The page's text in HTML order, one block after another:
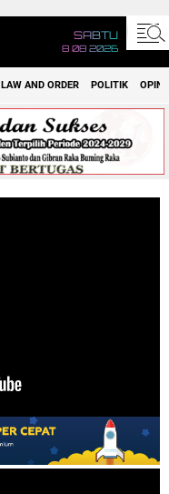
SABTU
8 08 2026
LAW AND ORDER POLITIK OPINI